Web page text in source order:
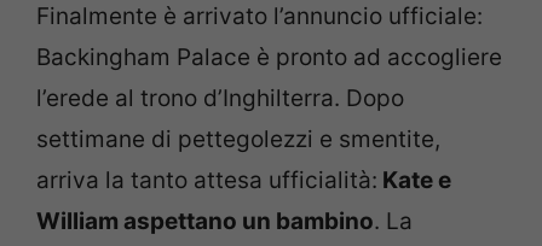
Finalmente è arrivato l’annuncio ufficiale:
Backingham Palace è pronto ad accogliere
l’erede al trono d’Inghilterra. Dopo
settimane di pettegolezzi e smentite,
arriva la tanto attesa ufficialità: Kate e
William aspettano un bambino. La